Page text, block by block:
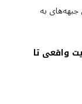
به
واقعی تا